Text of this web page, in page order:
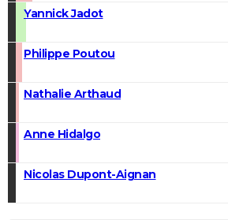
Yannick Jadot
Philippe Poutou
Nathalie Arthaud
Anne Hidalgo
Nicolas Dupont-Aignan